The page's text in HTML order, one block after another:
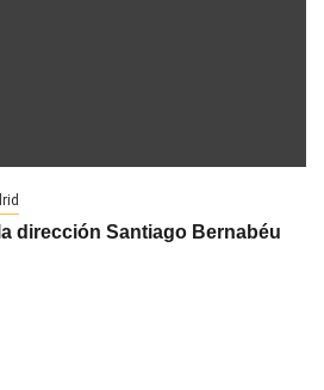
dirección Santiago Bernabéu